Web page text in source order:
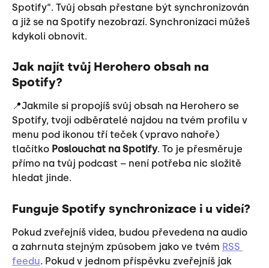
Spotify“. Tvůj obsah přestane být synchronizován
a již se na Spotify nezobrazí. Synchronizaci můžeš
kdykoli obnovit.
Jak najít tvůj Herohero obsah na
Spotify?
📍Jakmile si propojíš svůj obsah na Herohero se
Spotify, tvoji odběratelé najdou na tvém profilu v
menu pod ikonou tří teček (vpravo nahoře)
tlačítko Poslouchat na Spotify. To je přesměruje
přímo na tvůj podcast – není potřeba nic složitě
hledat jinde.
Funguje Spotify synchronizace i u videí?
Pokud zveřejníš videa, budou převedena na audio
a zahrnuta stejným způsobem jako ve tvém RSS
feedu. Pokud v jednom příspěvku zveřejníš jak